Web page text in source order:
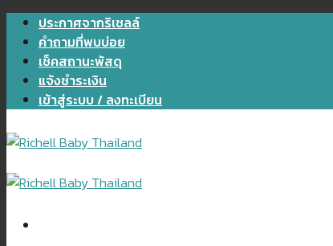
Skip
content
ประกาศจากริเชลล์
คำถามที่พบบ่อย
เช็คสถานะพัสดุ
แจ้งชำระเงิน
เข้าสู่ระบบ / ลงทะเบียน